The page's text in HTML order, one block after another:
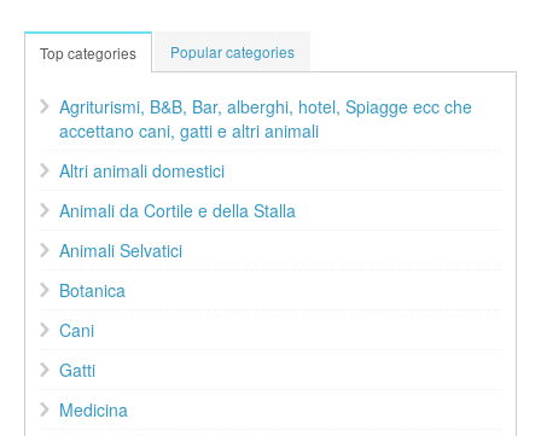
Top categories Popular categories
Agriturismi, B&B, Bar, alberghi, hotel, Spiagge ecc che
accettano cani, gatti e altri animali
Altri animali domestici
Animali da Cortile e della Stalla
Animali Selvatici
Botanica
Cani
Gatti
Medicina